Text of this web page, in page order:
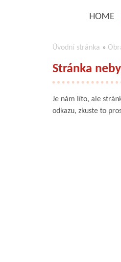
HOME
Úvodní stránka »
Stránka
Je nám líto, ale
odkazu, zkuste to